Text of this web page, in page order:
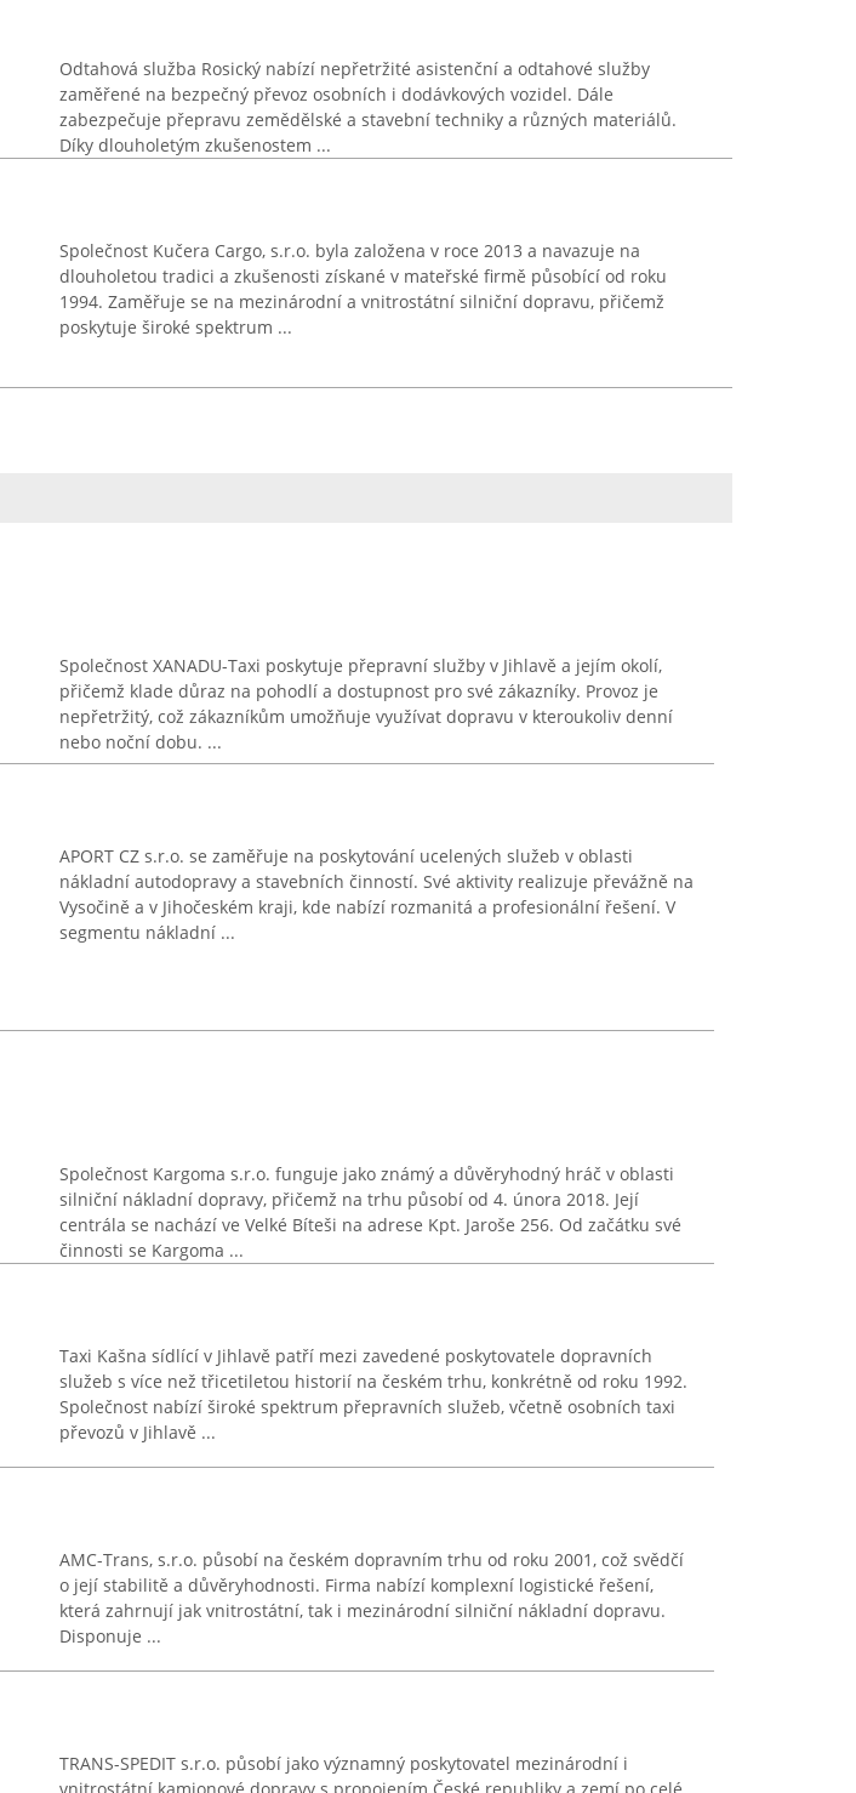
Odtahová služba Rosický nabízí nepřetržité asistenční a odtahové služby
zaměřené na bezpečný převoz osobních i dodávkových vozidel. Dále
zabezpečuje přepravu zemědělské a stavební techniky a různých materiálů.
Díky dlouholetým zkušenostem ...
Společnost Kučera Cargo, s.r.o. byla založena v roce 2013 a navazuje na
dlouholetou tradici a zkušenosti získané v mateřské firmě působící od roku
1994. Zaměřuje se na mezinárodní a vnitrostátní silniční dopravu, přičemž
poskytuje široké spektrum ...
Společnost XANADU-Taxi poskytuje přepravní služby v Jihlavě a jejím okolí,
přičemž klade důraz na pohodlí a dostupnost pro své zákazníky. Provoz je
nepřetržitý, což zákazníkům umožňuje využívat dopravu v kteroukoliv denní
nebo noční dobu. ...
APORT CZ s.r.o. se zaměřuje na poskytování ucelených služeb v oblasti
nákladní autodopravy a stavebních činností. Své aktivity realizuje převážně na
Vysočině a v Jihočeském kraji, kde nabízí rozmanitá a profesionální řešení. V
segmentu nákladní ...
Společnost Kargoma s.r.o. funguje jako známý a důvěryhodný hráč v oblasti
silniční nákladní dopravy, přičemž na trhu působí od 4. února 2018. Její
centrála se nachází ve Velké Bíteši na adrese Kpt. Jaroše 256. Od začátku své
činnosti se Kargoma ...
Taxi Kašna sídlící v Jihlavě patří mezi zavedené poskytovatele dopravních
služeb s více než třicetiletou historií na českém trhu, konkrétně od roku 1992.
Společnost nabízí široké spektrum přepravních služeb, včetně osobních taxi
převozů v Jihlavě ...
AMC-Trans, s.r.o. působí na českém dopravním trhu od roku 2001, což svědčí
o její stabilitě a důvěryhodnosti. Firma nabízí komplexní logistické řešení,
která zahrnují jak vnitrostátní, tak i mezinárodní silniční nákladní dopravu.
Disponuje ...
TRANS-SPEDIT s.r.o. působí jako významný poskytovatel mezinárodní i